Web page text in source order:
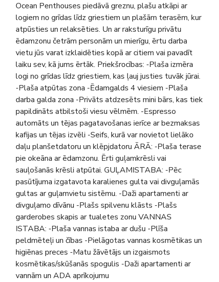
Ocean Penthouses piedāvā greznu, plašu atkāpi ar
logiem no grīdas līdz griestiem un plašām terasēm, kur
atpūsties un relaksēties. Un ar raksturīgu privātu
ēdamzonu četrām personām un mierīgu, ērtu darba
vietu jūs varat izklaidēties kopā ar citiem vai pavadīt
laiku sev, kā jums ērtāk. Priekšrocības: -Plaša izmēra
logi no grīdas līdz griestiem, kas ļauj justies tuvāk jūrai.
-Plaša atpūtas zona -Ēdamgalds 4 viesiem -Plaša
darba galda zona -Privāts atdzesēts mini bārs, kas tiek
papildināts atbilstoši viesu vēlmēm. -Espresso
automāts un tējas pagatavošanas ierīce ar bezmaksas
kafijas un tējas izvēli -Seifs, kurā var novietot lielāko
daļu planšetdatoru un klēpjdatoru ĀRĀ: -Plaša terase
pie okeāna ar ēdamzonu. Ērti guļamkrēsli vai
sauļošanās krēsli atpūtai. GUĻAMISTABA: -Pēc
pasūtījuma izgatavota karalienes gulta vai divguļamās
gultas ar guļamvietu sistēmu. -Daži apartamenti ar
divguļamo dīvānu -Plašs spilvenu klāsts -Plašs
garderobes skapis ar tualetes zonu VANNAS
ISTABA: -Plaša vannas istaba ar dušu -Plīša
peldmēteļi un čības -Pielāgotas vannas kosmētikas un
higiēnas preces -Matu žāvētājs un izgaismots
kosmētikas/skūšanās spogulis -Daži apartamenti ar
vannām un ADA aprīkojumu